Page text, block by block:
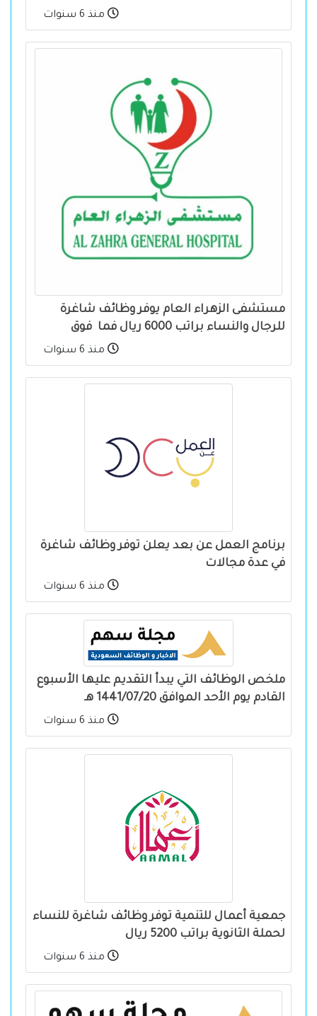
منذ 6 سنوات
مستشفى الزهراء العام يوفر وظائف شاغرة
للرجال والنساء براتب 6000 ريال فما فوق
منذ 6 سنوات
برنامج العمل عن بعد يعلن توفر وظائف شاغرة
في عدة مجالات
منذ 6 سنوات
ملخص الوظائف التي يبدأ التقديم عليها الأسبوع
القادم يوم الأحد الموافق 1441/07/20 هـ
منذ 6 سنوات
جمعية أعمال للتنمية توفر وظائف شاغرة للنساء
لحملة الثانوية براتب 5200 ريال
منذ 6 سنوات